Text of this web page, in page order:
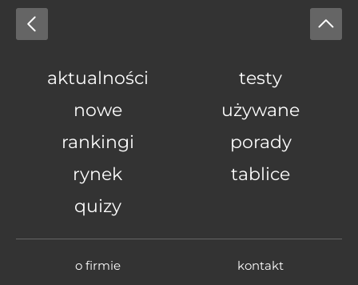
aktualności
testy
nowe
używane
rankingi
porady
rynek
tablice
quizy
o firmie
kontakt